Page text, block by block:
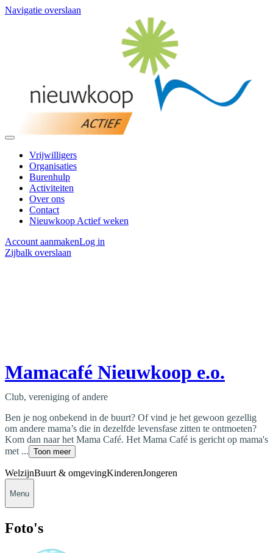
Navigatie overslaan
Vrijwilligers
Organisaties
Burenhulp
Activiteiten
Over ons
Contact
Nieuwkoop Actief weken
Account aanmakenLog in
Zijbalk overslaan
Mamacafé Nieuwkoop e.o.
Club, vereniging of andere
Ben je nog onbekend in de buurt? Of vind je het gewoon gezellig
om andere mama’s die in dezelfde levensfase zitten te ontmoeten?
Kom dan naar het Mama Café. Het Mama Café is gericht op mama's
met ... Toon meer
WelzijnBuurt & omgevingKinderenJongeren
Menu
Foto's